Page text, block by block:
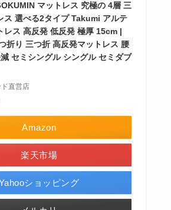
マットレス 究極の 4層 三
ス 選べる2タイプ Takumi アルテ
レス 高反発 低反発 極厚 15cm |
折り 三つ折 高反発マットレス 腰
セミシングル シングル セミダブ
直営店
Amazon
楽天市場
ショッピング